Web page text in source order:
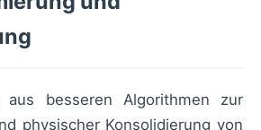
aus besseren Algorithmen zur
physischer Konsolidierung von